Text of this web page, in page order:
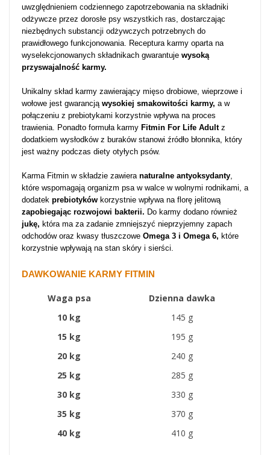
uwzględnieniem codziennego zapotrzebowania na składniki
odżywcze przez dorosłe psy wszystkich ras, dostarczając
niezbędnych substancji odżywczych potrzebnych do
prawidłowego funkcjonowania. Receptura karmy oparta na
wyselekcjonowanych składnikach gwarantuje wysoką
przyswajalność karmy.
Unikalny skład karmy zawierający mięso drobiowe, wieprzowe i
wołowe jest gwarancjąwysokiej smakowitości karmy, a w
połączeniu z prebiotykami korzystnie wpływa na proces
trawienia. Ponadto formuła karmy Fitmin For Life Adultz
dodatkiem wysłodków z buraków stanowi źródło błonnika, który
jest ważny podczas diety otyłych psów.
Karma Fitmin w składzie zawiera naturalne antyoksydanty,
które wspomagają organizm psa w walce w wolnymi rodnikami, a
dodatek prebiotyków korzystnie wpływa na florę jelitową
zapobiegając rozwojowi bakterii. Do karmy dodano również
jukę, która ma za zadanie zmniejszyć nieprzyjemny zapach
odchodów oraz kwasy tłuszczowe Omega 3 i Omega 6, które
korzystnie wpływają na stan skóry i sierści.
DAWKOWANIE KARMY FITMIN
Waga psa
Dzienna dawka
10 kg
145 g
15 kg
195 g
20 kg
240 g
25 kg
285 g
30 kg
330 g
35 kg
370 g
40 kg
410 g